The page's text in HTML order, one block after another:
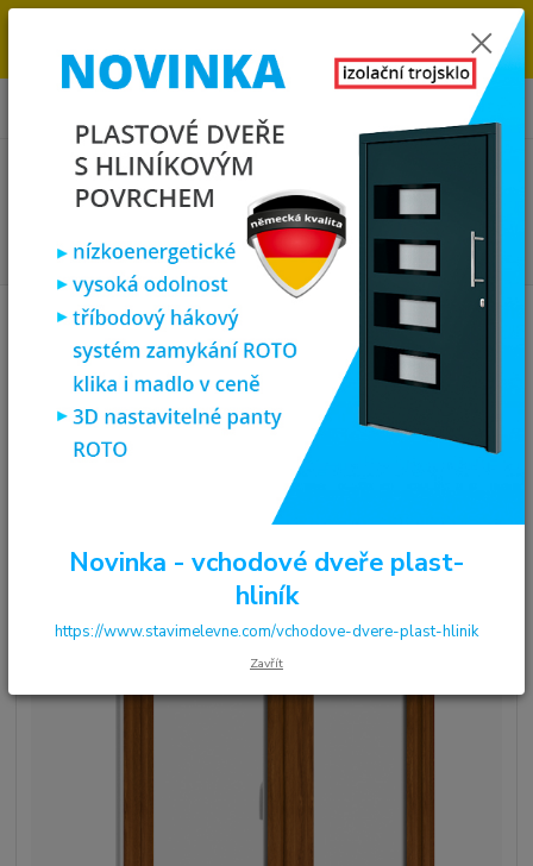
OBJEDNÁVKOU. MÁME 7 000 OKEN A DVEŘÍ SKLADEM U NÁS V
KLATOVECH.
0
0,00 Kč
Plastová okna
plastové okno 150x120 cm, dvoukřídlé, zlatý
dub/bílé, PREMIUM 6000
plastové okno 150x120 cm,
dvoukřídlé, zlatý dub/bílé,
PREMIUM 6000
Doprava ZDARMA
Novinka - vchodové dveře plast-
hliník
https://www.stavimelevne.com/vchodove-dvere-plast-hlinik
Zavřít